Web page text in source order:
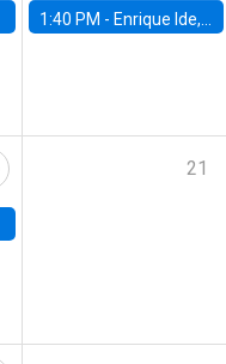
1:40 PM - Enrique Ide, IESE
21